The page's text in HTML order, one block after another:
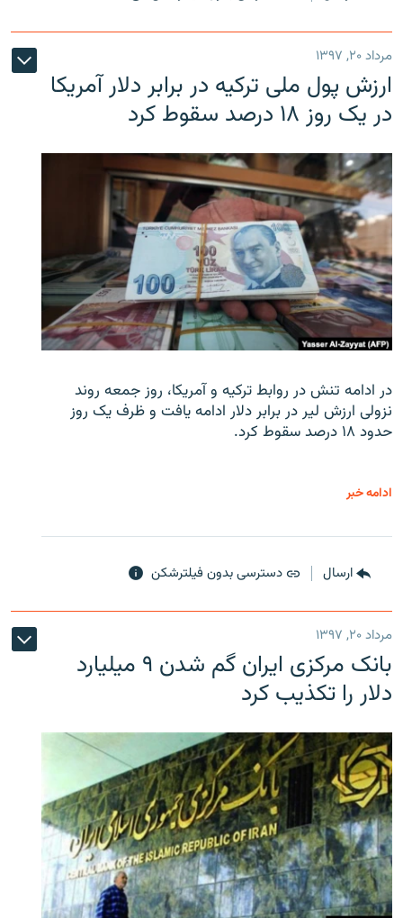
مرداد ۲۰, ۱۳۹۷
ارزش پول ملی ترکیه در برابر دلار آمریکا
در یک روز ۱۸ درصد سقوط کرد
در ادامه تنش در روابط ترکیه و آمریکا، روز جمعه روند
نزولی ارزش لیر در برابر دلار ادامه یافت و ظرف یک روز
حدود ۱۸ درصد سقوط کرد.
ادامه خبر
ارسال دسترسی بدون فیلترشکن
مرداد ۲۰, ۱۳۹۷
بانک مرکزی ایران گم شدن ۹ میلیارد
دلار را تکذیب کرد